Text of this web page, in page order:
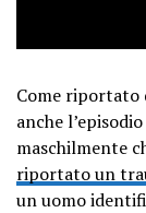
Come riportato
anche
maschilmente
riportato un
un uomo